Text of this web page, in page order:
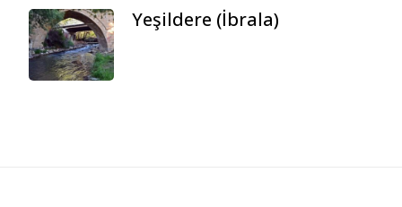
Yeşildere (İbrala)